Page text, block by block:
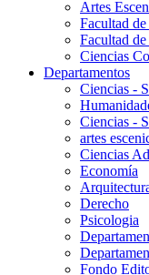
Artes
Facultad
Facultad
Ciencias
Departamentos
Ciencias -
Ciencias -
artes
Ciencias
Economía
Derecho
Psicologia
Fondo